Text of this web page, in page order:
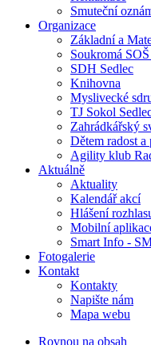
Smuteční
Organizace
Základní a
Soukromá
SDH Sedlec
Knihovna
Myslivecké
TJ Sokol
Zahrádkářský
Dětem radost
Agility klub
Aktuálně
Aktuality
Kalendář akcí
Hlášení
Mobilní
Smart Info -
Fotogalerie
Kontakt
Kontakty
Napište nám
Mapa webu
Rovnou na obsah